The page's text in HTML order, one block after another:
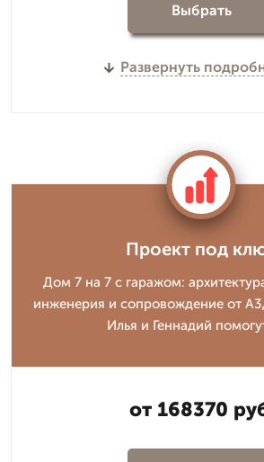
Выбрать
Развернуть
Проект под
Дом 7 на 7 с гаражом:
инженерия и сопровождение от
Илья и Геннадий
от 168370